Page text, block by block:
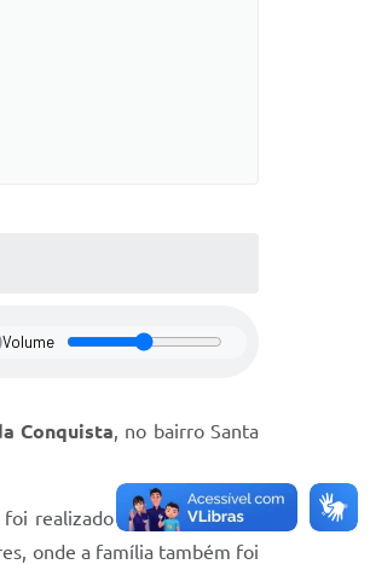
Volume
Conquista, no bairro Santa
realizado com o apoio da
onde a família também foi